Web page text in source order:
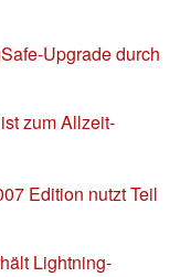
Upgrade durch
zum Allzeit-
Edition nutzt Teil
Lightning-